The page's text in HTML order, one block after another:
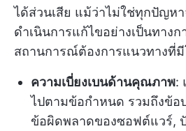
ได้ส่วนเสีย แม้ว่าไม่ใช่ทุกปัญห
ดำเนินการแก้ไขอย่างเป็นทางก
สถานการณ์ต้องการแนวทางที่มี
ความเบี่ยงเบนด้านคุณภาพ:
ไปตามข้อกำหนด รวมถึงข้อ
ข้อผิดพลาดของซอฟต์แวร์,